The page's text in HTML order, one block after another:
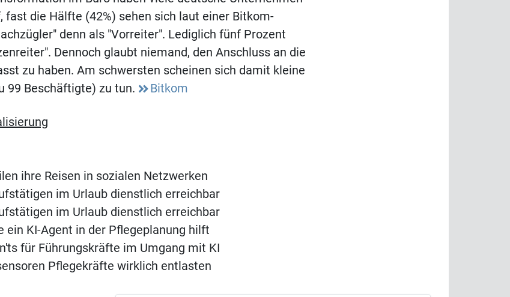
fast die Hälfte (42%) sehen sich laut einer Bitkom-
denn als "Vorreiter". Lediglich fünf Prozent
Dennoch glaubt niemand, den Anschluss an die
zu haben. Am schwersten scheinen sich damit kleine
99 Beschäftigte) zu tun.
Bitkom
ihre Reisen in sozialen Netzwerken
im Urlaub dienstlich erreichbar
im Urlaub dienstlich erreichbar
ein KI-Agent in der Pflegeplanung hilft
für Führungskräfte im Umgang mit KI
Pflegekräfte wirklich entlasten